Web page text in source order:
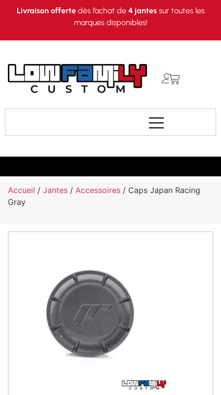
Livraison offertedès l’achat de 4 jantessur toutes les
marques disponibles!
Accueil / Jantes / Accessoires / Caps Japan Racing
Gray